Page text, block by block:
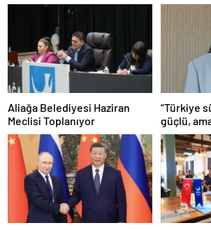
Aliağa Belediyesi Haziran
Meclisi Toplanıyor
“Türkiye
güçlü,
şart”